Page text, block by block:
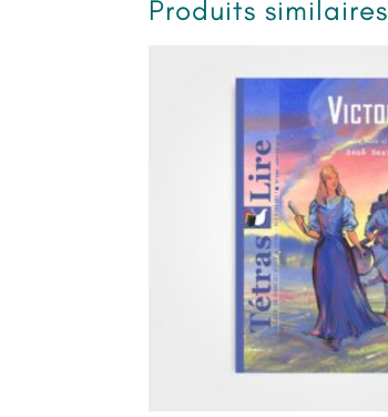
Produits similaires